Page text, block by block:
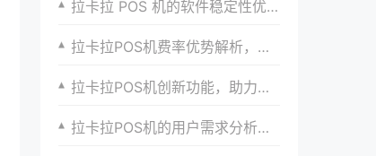
拉卡拉 POS 机的软件稳定性优化
拉卡拉POS机费率优势解析，为什么选择它？
拉卡拉POS机创新功能，助力商家提升经营效率
拉卡拉POS机的用户需求分析与产品创新方向